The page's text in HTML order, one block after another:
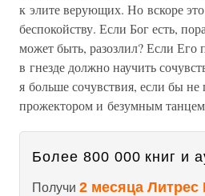
к элите верующих. Но вскоре это
беспокойству. Если Бог есть,
может быть, разозлил? Если Его
в гнезде должно научить
я больше сочувствия, если бы
прожектором и безумным
Более 800 000 книг и
Получи 2 месяца Литрес